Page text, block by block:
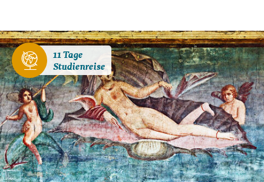
11 Tage
Studienreise